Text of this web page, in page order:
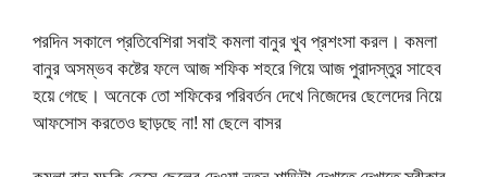
পরদিন সকালে প্রতিবেশিরা সবাই কমলা বানুর খুব প্রশংসা করল। কমলা
বানুর অসম্ভব কষ্টের ফলে আজ শফিক শহরে গিয়ে আজ পুরাদস্তুর সাহেব
হয়ে গেছে। অনেকে তো শফিকের পরিবর্তন দেখে নিজেদের ছেলেদের নিয়ে
আফসোস করতেও ছাড়ছে না! মা ছেলে বাসর